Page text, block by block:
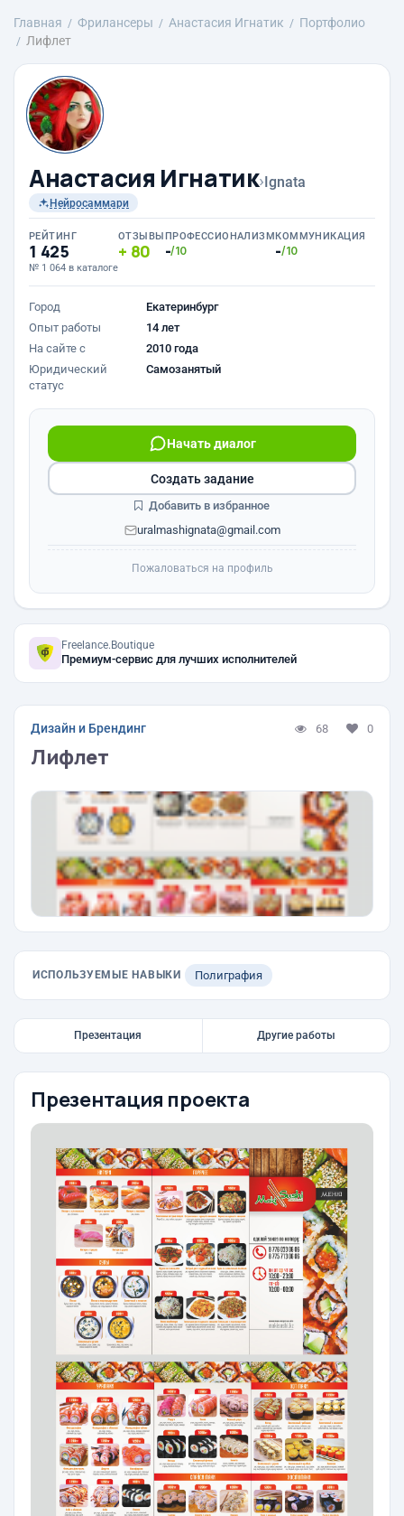
Главная Фрилансеры Анастасия Игнатик
Портфолио
Лифлет
Анастасия Игнатик›Ignata
Нейросаммари
РЕЙТИНГ
1 425
№ 1 064 в каталоге
ОТЗЫВЫ
80
ПРОФЕССИОНАЛИЗМ
-/10
КОММУНИКАЦИЯ
-/10
Город
Екатеринбург
Опыт работы
14 лет
На сайте с
2010 года
Юридический
статус
Самозанятый
Начать диалог
uralmashignata@gmail.com
Создать задание
Добавить в избранное
Пожаловаться на профиль
Freelance.Boutique
Премиум-сервис для лучших исполнителей
Дизайн и Брендинг 68 0
Лифлет
ИСПОЛЬЗУЕМЫЕ НАВЫКИ Полиграфия
Презентация Другие работы
Презентация проекта